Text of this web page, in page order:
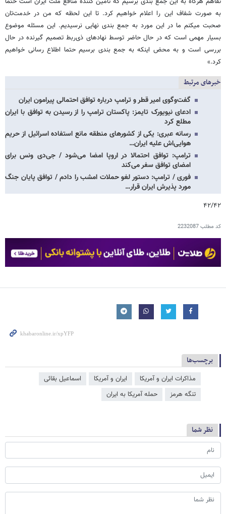
به صورت شفاف این را اعلام خواهیم کرد. تا این لحظه که من در خدمت‌تان
صحبت میکنم ما در این مورد به جمع بندی نهایی نرسیدیم. این مسئله موضوع
بسیار مهمی است که در حال حاضر توسط نهادهای ذی‌ربط تصمیم گیرنده در حال
بررسی است و به محض اینکه به جمع بندی برسیم حتما اطلاع رسانی خواهیم
کرد.»
خبرهای مرتبط
گفت‌وگوی امیر قطر و ترامپ درباره توافق احتمالی پیرامون ایران
ادعای نیویورک تایمز: پاکستان ترامپ را از رسیدن به توافق با ایران
مطلع کرد
رسانه عبری: یکی از کشورهای منطقه مانع استفاده اسرائیل از حریم
هوایی‌اش علیه ایران…
ترامپ: توافق احتمالا در اروپا امضا می‌شود / جی‌دی ونس برای
امضای توافق سفر می‌کند
فوری / ترامپ: دستور لغو حملات امشب را دادم / توافق پایان جنگ
مورد پذیرش ایران قرار…
۴۲/۴۲
کد مطلب2232087
برچسب‌ها
مذاکرات ایران و آمریکا ایران و آمریکا
اسماعیل بقائی
تنگه هرمز
حمله آمریکا به ایران
نظر شما